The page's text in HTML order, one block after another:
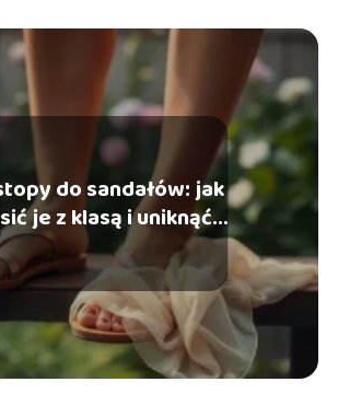
do sandałów: jak
je z klasą i uniknąć
wpadek?